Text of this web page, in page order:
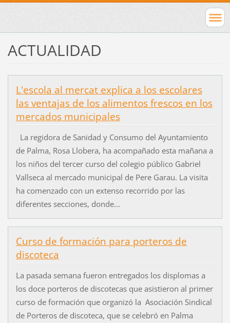
ACTUALIDAD
L'escola al mercat explica a los escolares
las ventajas de los alimentos frescos en los
mercados municipales
La regidora de Sanidad y Consumo del Ayuntamiento
de Palma, Rosa Llobera, ha acompañado esta mañana a
los niños del tercer curso del colegio público Gabriel
Vallseca al mercado municipal de Pere Garau. La visita
ha comenzado con un extenso recorrido por las
diferentes secciones, donde...
Curso de formación para porteros de
discoteca
La pasada semana fueron entregados los displomas a
los doce porteros de discotecas que asistieron al primer
curso de formación que organizó la Asociación Sindical
de Porteros de discoteca, que se celebró en Palma